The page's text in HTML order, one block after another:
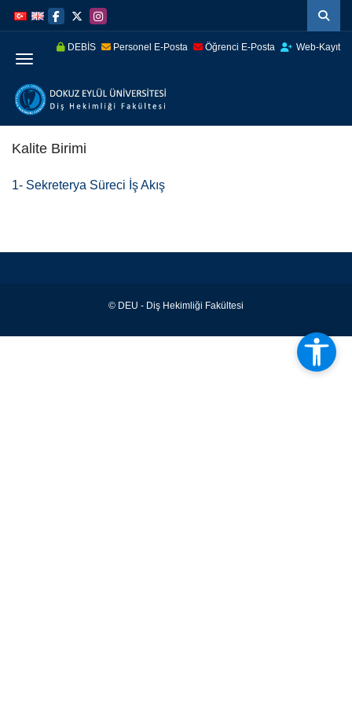
atla
Navigasyona
atla
DEBİS Personel E-Posta Öğrenci E-Posta
Web-Kayıt
Menüye Geç
Kalite Birimi
1- Sekreterya Süreci İş Akış
© DEU - Diş Hekimliği Fakültesi